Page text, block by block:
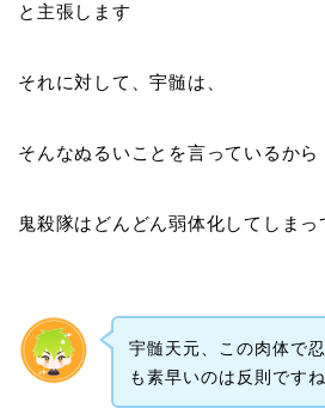
と主張します
それに対して、宇髄は、
そんなぬるいことを言っているから
鬼殺隊はどんどん弱体化してしま
宇髄天元、この肉体で
も素早いのは反則ですね